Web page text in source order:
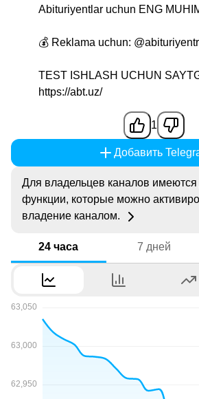
Abituriyentlar uchun ENG
💰 Reklama uchun:
TEST ISHLASH UCHUN
https://abt.uz/
1
Добавить
Для владельцев каналов
функции, которые можно
владение каналом.
24 часа 7 дней